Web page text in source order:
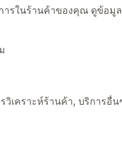
ารในร้านค้าของคุณ ดูข้อมู
เคราะห์ร้านค้า, บริการอื่น